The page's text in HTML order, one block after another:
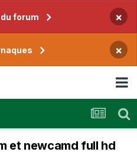
forum ×
×
et newcamd full hd